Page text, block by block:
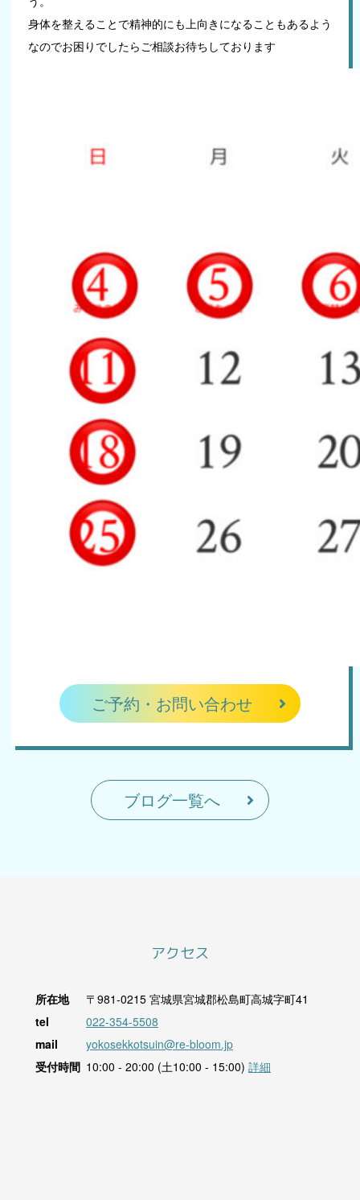
身体を整えることで精神的にも上向きになることもあるよう
なのでお困りでしたらご相談お待ちしております
ご予約・お問い合わせ
ブログ一覧へ
アクセス
所在地 〒981-0215 宮城県宮城郡松島町高城字町41
tel
022-354-5508
mail
yokosekkotsuin@re-bloom.jp
受付時間 10:00 - 20:00 (土10:00 - 15:00) 詳細